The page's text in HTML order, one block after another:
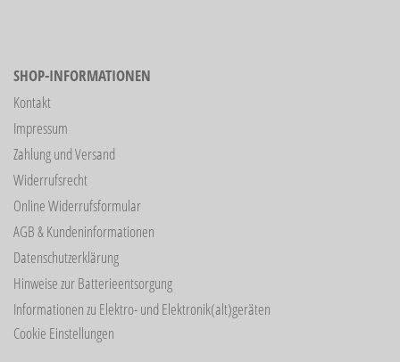
SHOP-INFORMATIONEN
Kontakt
Impressum
Zahlung und Versand
Widerrufsrecht
Online Widerrufsformular
AGB & Kundeninformationen
Datenschutzerklärung
Hinweise zur Batterieentsorgung
Informationen zu Elektro- und Elektronik(alt)geräten
Cookie Einstellungen